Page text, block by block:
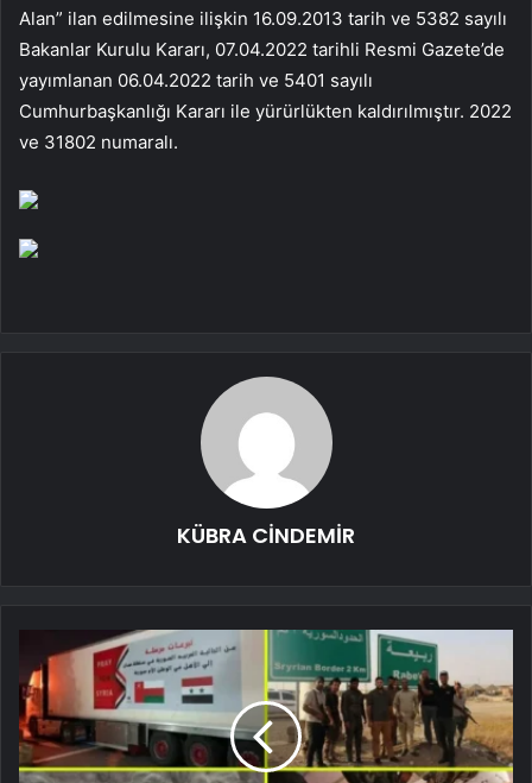
Alan” ilan edilmesine ilişkin 16.09.2013 tarih ve 5382 sayılı
Bakanlar Kurulu Kararı, 07.04.2022 tarihli Resmi Gazete’de
yayımlanan 06.04.2022 tarih ve 5401 sayılı
Cumhurbaşkanlığı Kararı ile yürürlükten kaldırılmıştır. 2022
ve 31802 numaralı.
KÜBRA CİNDEMİR